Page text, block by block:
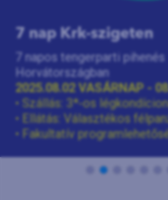
7 nap Krk-szigeten
7 napos tengerparti pihenés
Horvátországban
2025.08.02 VASÁRNAP -
• Szállás: 3*-os
• Ellátás: Választékos
• Fakultatív